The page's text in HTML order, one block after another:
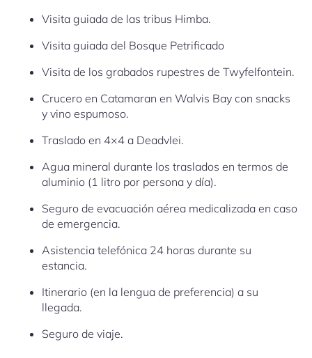
Visita guiada de las tribus Himba.
Visita guiada del Bosque Petrificado
Visita de los grabados rupestres de Twyfelfontein.
Crucero en Catamaran en Walvis Bay con snacks
y vino espumoso.
Traslado en 4×4 a Deadvlei.
Agua mineral durante los traslados en termos de
aluminio (1 litro por persona y día).
Seguro de evacuación aérea medicalizada en caso
de emergencia.
Asistencia telefónica 24 horas durante su
estancia.
Itinerario (en la lengua de preferencia) a su
llegada.
Seguro de viaje.